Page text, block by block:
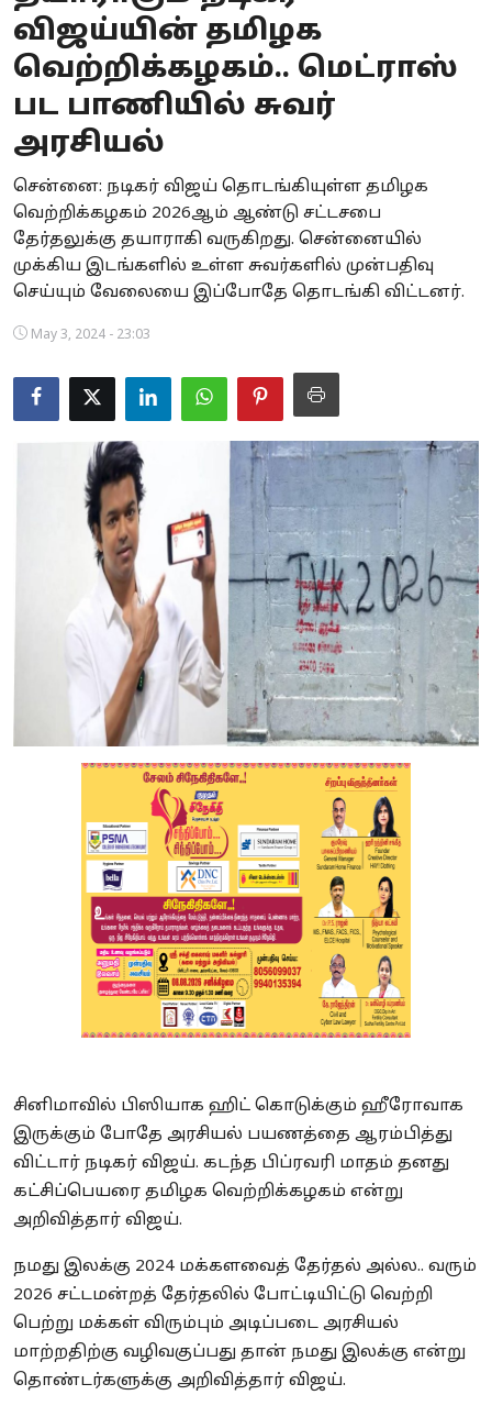
Business
Crime
Tamilnadu
National
World
Astrology
Spirituality
Weather
Politics
விஜய்யின் தமிழக
வெற்றிக்கழகம்.. மெட்ராஸ்
பட பாணியில் சுவர்
அரசியல்
சென்னை: நடிகர் விஜய் தொடங்கியுள்ள தமிழக
வெற்றிக்கழகம் 2026ஆம் ஆண்டு சட்டசபை
தேர்தலுக்கு தயாராகி வருகிறது. சென்னையில்
முக்கிய இடங்களில் உள்ள சுவர்களில் முன்பதிவு
செய்யும் வேலையை இப்போதே தொடங்கி விட்டனர்.
May 3, 2024 - 23:03
சினிமாவில் பிஸியாக ஹிட் கொடுக்கும் ஹீரோவாக
இருக்கும் போதே அரசியல் பயணத்தை ஆரம்பித்து
விட்டார் நடிகர் விஜய். கடந்த பிப்ரவரி மாதம் தனது
கட்சிப்பெயரை தமிழக வெற்றிக்கழகம் என்று
அறிவித்தார் விஜய்.
நமது இலக்கு 2024 மக்களவைத் தேர்தல் அல்ல.. வரும்
2026 சட்டமன்றத் தேர்தலில் போட்டியிட்டு வெற்றி
பெற்று மக்கள் விரும்பும் அடிப்படை அரசியல்
மாற்றதிற்கு வழிவகுப்பது தான் நமது இலக்கு என்று
தொண்டர்களுக்கு அறிவித்தார் விஜய்.